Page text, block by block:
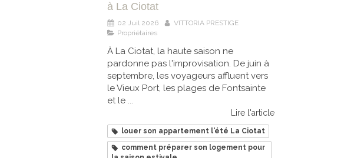
à La Ciotat
02 Juil 2026
VITTORIA PRESTIGE
Propriétaires
À La Ciotat, la haute saison ne
pardonne pas l'improvisation. De juin à
septembre, les voyageurs affluent vers
le Vieux Port, les plages de Fontsainte
et le ...
Lire l'article
louer son appartement l'été La Ciotat
comment préparer son logement pour